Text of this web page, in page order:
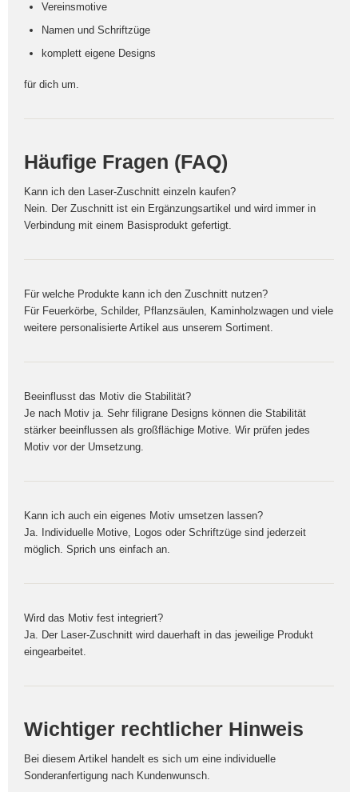
Vereinsmotive
Namen und Schriftzüge
komplett eigene Designs
für dich um.
Häufige Fragen (FAQ)
Kann ich den Laser-Zuschnitt einzeln kaufen?
Nein. Der Zuschnitt ist ein Ergänzungsartikel und wird immer in
Verbindung mit einem Basisprodukt gefertigt.
Für welche Produkte kann ich den Zuschnitt nutzen?
Für Feuerkörbe, Schilder, Pflanzsäulen, Kaminholzwagen und viele
weitere personalisierte Artikel aus unserem Sortiment.
Beeinflusst das Motiv die Stabilität?
Je nach Motiv ja. Sehr filigrane Designs können die Stabilität
stärker beeinflussen als großflächige Motive. Wir prüfen jedes
Motiv vor der Umsetzung.
Kann ich auch ein eigenes Motiv umsetzen lassen?
Ja. Individuelle Motive, Logos oder Schriftzüge sind jederzeit
möglich. Sprich uns einfach an.
Wird das Motiv fest integriert?
Ja. Der Laser-Zuschnitt wird dauerhaft in das jeweilige Produkt
eingearbeitet.
Wichtiger rechtlicher Hinweis
Bei diesem Artikel handelt es sich um eine individuelle
Sonderanfertigung nach Kundenwunsch.